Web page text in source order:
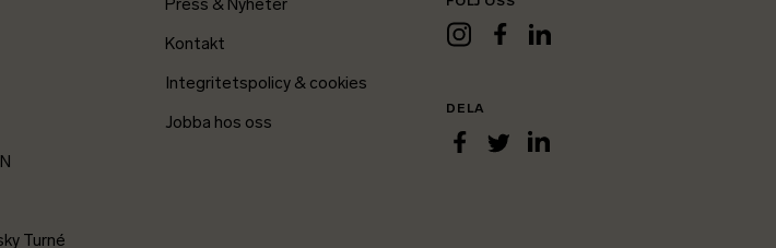
Turné
Press & Nyheter
Kontakt
Integritetspolicy & cookies
Jobba hos oss
InstagramFacebookLinkedIn
DELA
Facebook
TwitterLinkedIn